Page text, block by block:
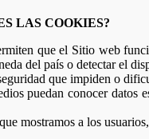
LAS COOKIES?
que el Sitio web
del país o detectar el
que impiden o
puedan conocer
mostramos a los